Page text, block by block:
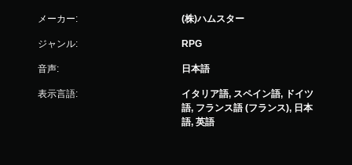
メーカー: (株)ハムスター
ジャンル: RPG
音声: 日本語
表示言語:
イタリア語, スペイン語, ドイツ
語, フランス語 (フランス), 日本
語, 英語